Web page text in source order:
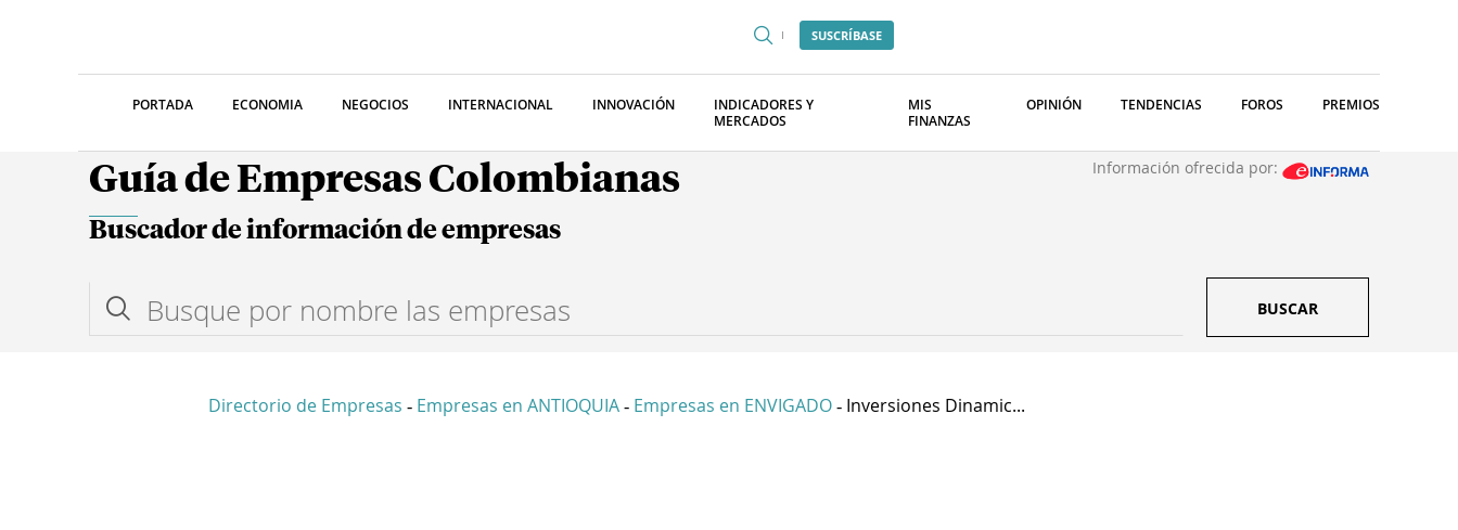
SUSCRÍBASE
PORTADA ECONOMIA NEGOCIOS INTERNACIONAL INNOVACIÓN
INDICADORES Y
MERCADOS
MIS
FINANZAS
OPINIÓN TENDENCIAS FOROS PREMIOS
Guía de Empresas Colombianas Información ofrecida por:
Buscador de información de empresas
BUSCAR
Directorio de Empresas - Empresas en ANTIOQUIA - Empresas en ENVIGADO - Inversiones Dinamic...